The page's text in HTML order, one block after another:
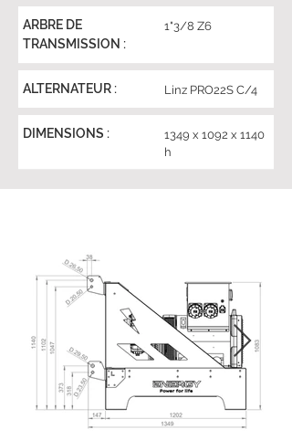
ARBRE DE
TRANSMISSION :
1"3/8 Z6
ALTERNATEUR : Linz PRO22S C/4
DIMENSIONS :
1349 x 1092 x 1140
h